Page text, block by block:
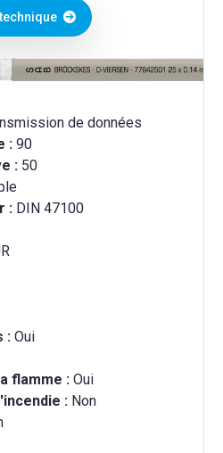
de données
: 90
: 50
: DIN 47100
: Oui
flamme : Oui
: Non